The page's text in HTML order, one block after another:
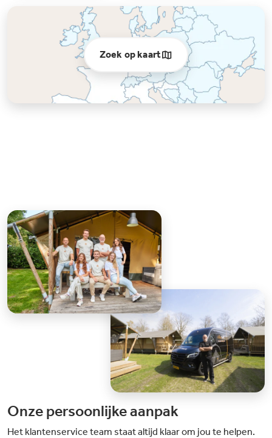
Zoek op kaart
Onze persoonlijke aanpak
Het klantenservice team staat altijd klaar om jou te helpen.